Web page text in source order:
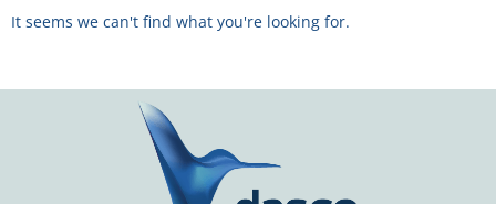
It seems we can't find what you're looking for.